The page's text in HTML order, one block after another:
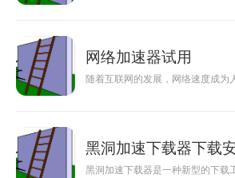
网络加速器试用
随着互联网的发展，网络速度成为
黑洞加速下载器下载
黑洞加速下载器是一种新型的下载